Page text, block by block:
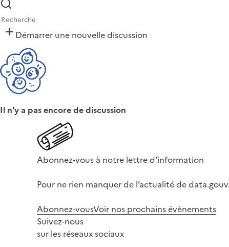
Démarrer une nouvelle discussion
Il n'y a pas encore de discussion
Abonnez-vous à notre lettre d'information
Pour ne rien manquer de l’actualité de
Abonnez-vousVoir nos prochains évènements
Suivez-nous
sur les réseaux sociaux